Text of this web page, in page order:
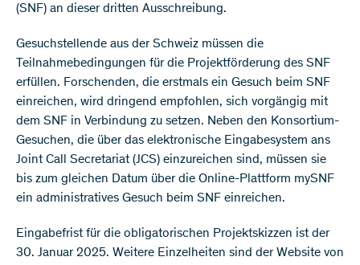
(SNF) an dieser dritten Ausschreibung.
Gesuchstellende aus der Schweiz müssen die
Teilnahmebedingungen für die Projektförderung des SNF
erfüllen. Forschenden, die erstmals ein Gesuch beim SNF
einreichen, wird dringend empfohlen, sich vorgängig mit
dem SNF in Verbindung zu setzen. Neben den Konsortium-
Gesuchen, die über das elektronische Eingabesystem ans
Joint Call Secretariat (JCS) einzureichen sind, müssen sie
bis zum gleichen Datum über die Online-Plattform mySNF
ein administratives Gesuch beim SNF einreichen.
Eingabefrist für die obligatorischen Projektskizzen ist der
30. Januar 2025. Weitere Einzelheiten sind der Website von